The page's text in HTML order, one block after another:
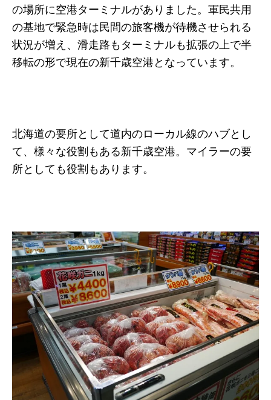
の場所に空港ターミナルがありました。軍民共用
の基地で緊急時は民間の旅客機が待機させられる
状況が増え、滑走路もターミナルも拡張の上で半
移転の形で現在の新千歳空港となっています。
北海道の要所として道内のローカル線のハブとし
て、様々な役割もある新千歳空港。マイラーの要
所としても役割もあります。